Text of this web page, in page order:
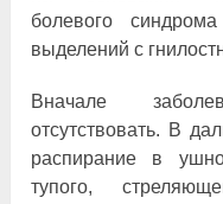
болевого
выделений с
Вначале
отсутствовать. В
распирание в
тупого,